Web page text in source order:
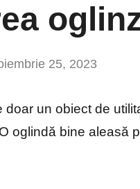
25, 2023
doar un obiect de
oglindă bine aleasă